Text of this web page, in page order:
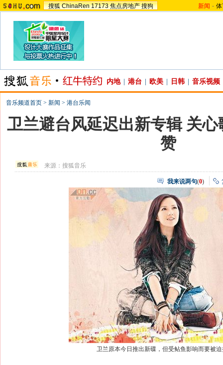
搜狐 ChinaRen 17173 焦点房地产 搜狗 新闻 -
内地 港台 欧美 日韩 音乐视频
音乐频道首页 > 新闻 > 港台乐闻
卫兰避台风延迟出新专辑 关
赞
来源：搜狐音乐
我来说两句(0)
卫兰原本今日推出新碟，但受鲇鱼影响而要被